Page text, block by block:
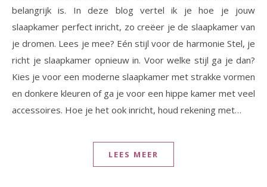
belangrijk is. In deze blog vertel ik je hoe je jouw
slaapkamer perfect inricht, zo creëer je de slaapkamer van
je dromen. Lees je mee? Eén stijl voor de harmonie Stel, je
richt je slaapkamer opnieuw in. Voor welke stijl ga je dan?
Kies je voor een moderne slaapkamer met strakke vormen
en donkere kleuren of ga je voor een hippe kamer met veel
accessoires. Hoe je het ook inricht, houd rekening met…
LEES MEER